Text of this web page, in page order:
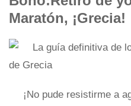
Maratón, ¡Grecia!
¡No pude resistirme a